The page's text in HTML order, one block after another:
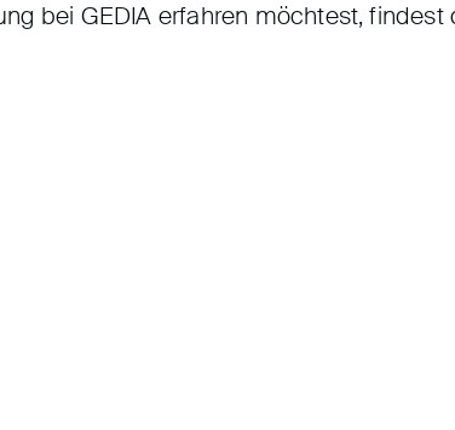
bei GEDIA erfahren möchtest,